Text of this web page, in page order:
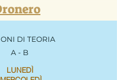
DI TEORIA
A - B
LUNEDÌ